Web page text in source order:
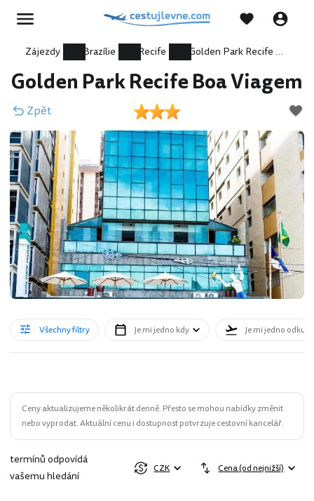
Zájezdy Brazílie Recife Golden Park Recife Boa Viagem
Golden Park Recife Boa Viagem
Zpět
Všechny filtry Je mi jedno kdy Je mi jedno odkud
Ceny aktualizujeme několikrát denně. Přesto se mohou nabídky změnit
nebo vyprodat. Aktuální cenu i dostupnost potvrzuje cestovní kancelář.
termínů odpovídá
vašemu hledání
CZK Cena (od nejnižší)